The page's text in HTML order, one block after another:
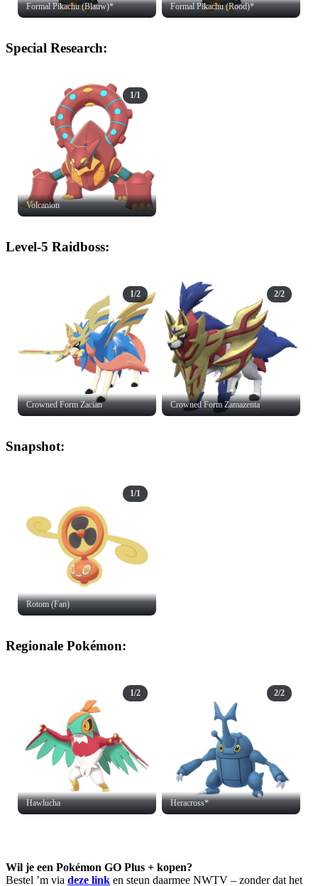
Formal Pikachu (Blauw)* Formal Pikachu (Rood)*
Special Research:
Volcanion
1/1
Level-5 Raidboss:
Crowned Form Zacian
1/2
Crowned Form Zamazenta
2/2
Snapshot:
Rotom (Fan)
1/1
Regionale Pokémon:
Hawlucha
1/2
Heracross*
2/2
Wil je een Pokémon GO Plus + kopen?
Bestel ’m via deze link en steun daarmee NWTV – zonder dat het